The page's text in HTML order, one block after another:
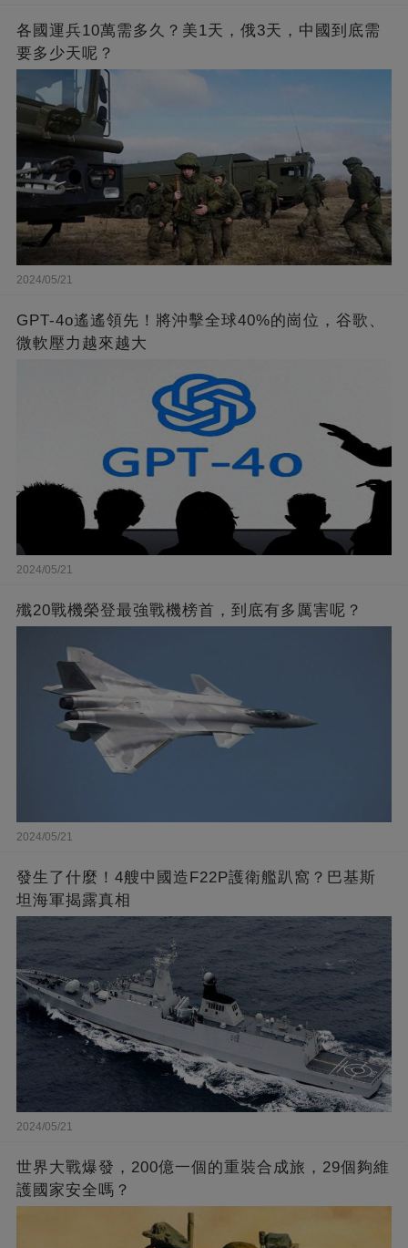
各國運兵10萬需多久？美1天，俄3天，中國到底需
要多少天呢？
2024/05/21
GPT-4o遙遙領先！將沖擊全球40%的崗位，谷歌、
微軟壓力越來越大
2024/05/21
殲20戰機榮登最強戰機榜首，到底有多厲害呢？
2024/05/21
發生了什麼！4艘中國造F22P護衛艦趴窩？巴基斯
坦海軍揭露真相
2024/05/21
世界大戰爆發，200億一個的重裝合成旅，29個夠維
護國家安全嗎？